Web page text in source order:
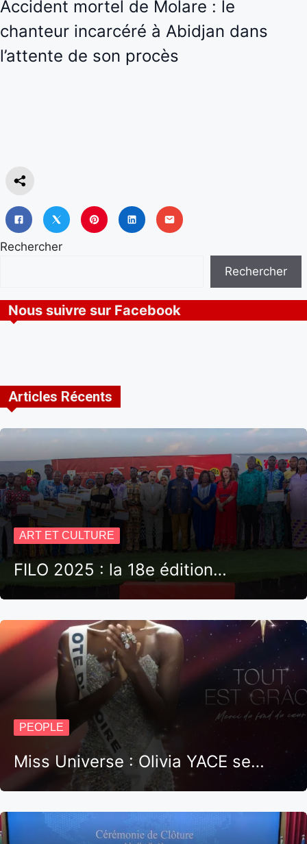
Accident mortel de Molare : le
chanteur incarcéré à Abidjan dans
l’attente de son procès
Rechercher
Rechercher
Nous suivre sur Facebook
Articles Récents
ART ET CULTURE
FILO 2025 : la 18e édition…
PEOPLE
Miss Universe : Olivia YACE se…